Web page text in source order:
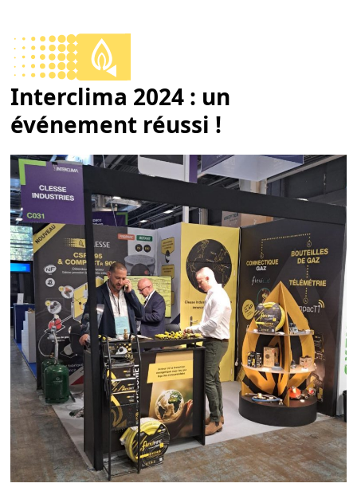
content
Open
mobile
menu
Close
mobile
menu
Interclima 2024 : un
événement réussi !